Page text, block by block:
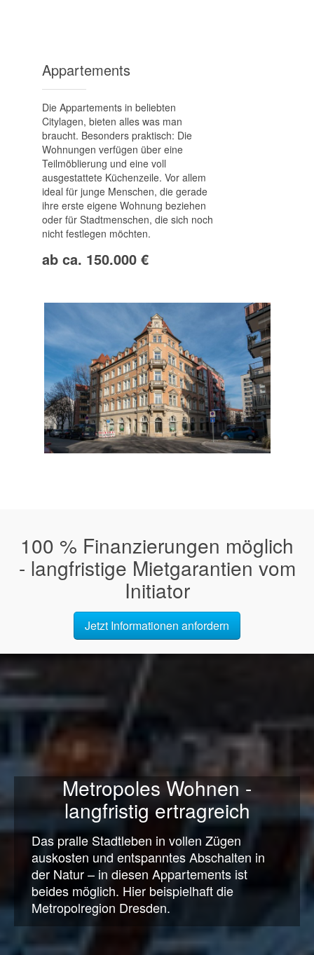
Apparte­ments
Die Appartements in beliebten
Citylagen, bieten alles was man
braucht. Besonders praktisch: Die
Wohnungen verfügen über eine
Teilmöblierung und eine voll
ausgestattete Küchenzeile. Vor allem
ideal für junge Menschen, die gerade
ihre erste eigene Wohnung beziehen
oder für Stadtmenschen, die sich noch
nicht festlegen möchten.
ab ca. 150.000 €
100 % Finanzierungen möglich
- langfristige Mietgarantien vom
Initiator
Jetzt Informationen anfordern
Metropoles Wohnen -
langfristig ertragreich
Das pralle Stadtleben in vollen Zügen
auskosten und entspanntes Abschalten in
der Natur – in diesen Appartements ist
beides möglich. Hier beispielhaft die
Metropolregion Dresden.